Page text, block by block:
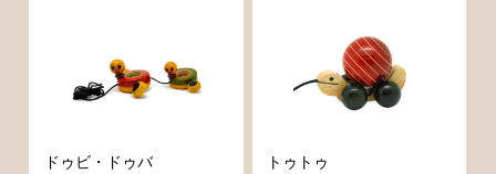
ドゥビ・ドゥバ トゥトゥ